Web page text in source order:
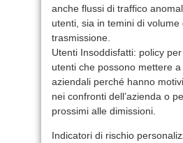
anche flussi di traffico
utenti, sia in temini di
trasmissione.
Utenti Insoddisfatti: policy
utenti che possono mettere
aziendali perché hanno
nei confronti dell’azienda o
prossimi alle dimissioni.
Indicatori di rischio